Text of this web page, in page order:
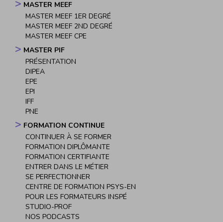
MASTER MEEF
MASTER MEEF 1ER DEGRÉ
MASTER MEEF 2ND DEGRÉ
MASTER MEEF CPE
MASTER PIF
PRÉSENTATION
DIPEA
EPE
EPI
IFF
PNE
FORMATION CONTINUE
CONTINUER À SE FORMER
FORMATION DIPLÔMANTE
FORMATION CERTIFIANTE
ENTRER DANS LE MÉTIER
SE PERFECTIONNER
CENTRE DE FORMATION PSYS-EN
POUR LES FORMATEURS INSPÉ
STUDIO-PROF
NOS PODCASTS